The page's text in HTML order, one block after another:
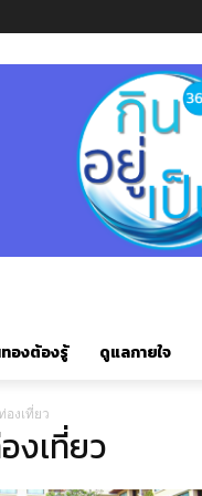
ทองต้องรู้ ดูแลกายใจ
องเที่ยว
งเที่ยว